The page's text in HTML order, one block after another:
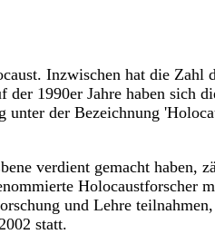
Inzwischen hat die Zahl
1990er Jahre haben sich
der Bezeichnung
verdient gemacht haben,
Holocaustforscher
und Lehre
statt.